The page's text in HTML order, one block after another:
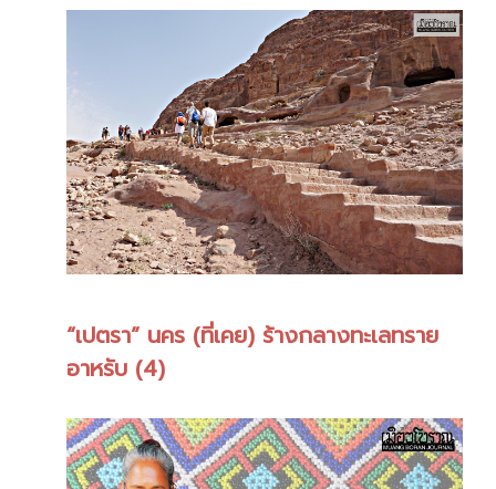
“เปตรา” นคร (ที่เคย) ร้างกลางทะเลทราย
อาหรับ (4)